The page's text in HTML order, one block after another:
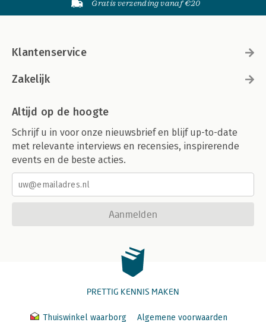
Gratis verzending vanaf €20
Klantenservice
Zakelijk
Altijd op de hoogte
Schrijf u in voor onze nieuwsbrief en blijf up-to-date
met relevante interviews en recensies, inspirerende
events en de beste acties.
Aanmelden
PRETTIG KENNIS MAKEN
Thuiswinkel waarborg Algemene voorwaarden